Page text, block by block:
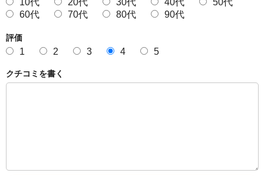
10代 20代 30代 40代
50代
60代
70代 80代 90代
評価
1 2 3 4 5
クチコミを書く